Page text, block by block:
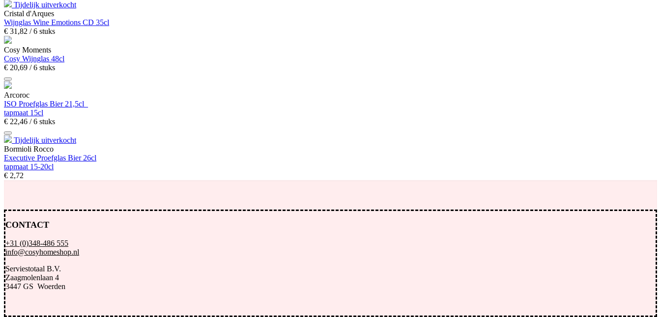
Tijdelijk uitverkocht
Cristal d'Arques
Wijnglas Wine Emotions CD 35cl
€ 31,82 / 6 stuks
Cosy Moments
Cosy Wijnglas 48cl
€ 20,69 / 6 stuks
Arcoroc
ISO Proefglas Bier 21,5cl
tapmaat 15cl
€ 22,46 / 6 stuks
Tijdelijk uitverkocht
Bormioli Rocco
Executive Proefglas Bier 26cl
tapmaat 15-20cl
€ 2,72
CONTACT
+31 (0)348-486 555
info@cosyhomeshop.nl
Serviestotaal B.V.
Zaagmolenlaan 4
3447 GS Woerden